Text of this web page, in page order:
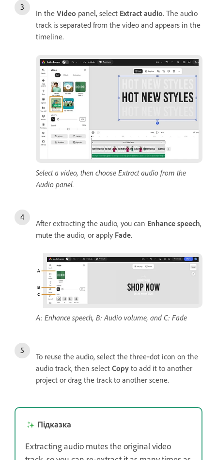
In the Video panel, select Extract audio. The audio
track is separated from the video and appears in the
timeline.
Select a video, then choose Extract audio from the
Audio panel.
After extracting the audio, you can Enhance speech,
mute the audio, or apply Fade.
A: Enhance speech, B: Audio volume, and C: Fade
To reuse the audio, select the three‑dot icon on the
audio track, then select Copy to add it to another
project or drag the track to another scene.
Підказка
Extracting audio mutes the original video